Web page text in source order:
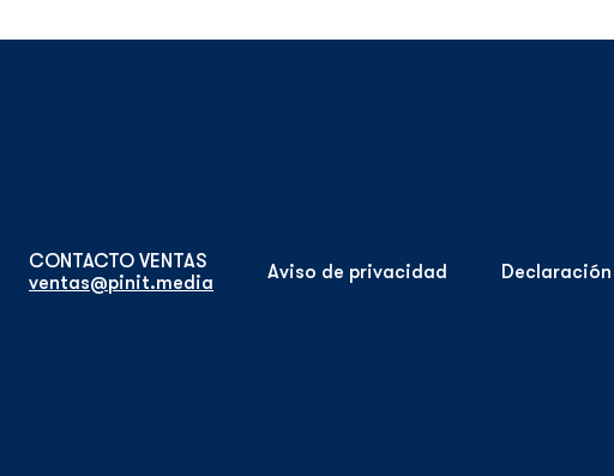
ventas@pinit.media
Aviso de privacidad